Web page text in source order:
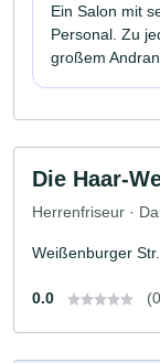
Ein Salon mit
Personal. Zu
großem
Die Haar-
Herrenfriseur ·
Weißenburger
0.0